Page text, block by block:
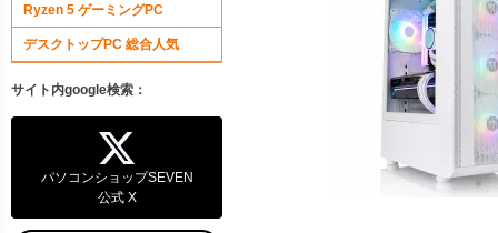
Ryzen 5 ゲーミングPC
デスクトップPC 総合人気
サイト内google検索：
パソコンショップSEVEN
公式 X